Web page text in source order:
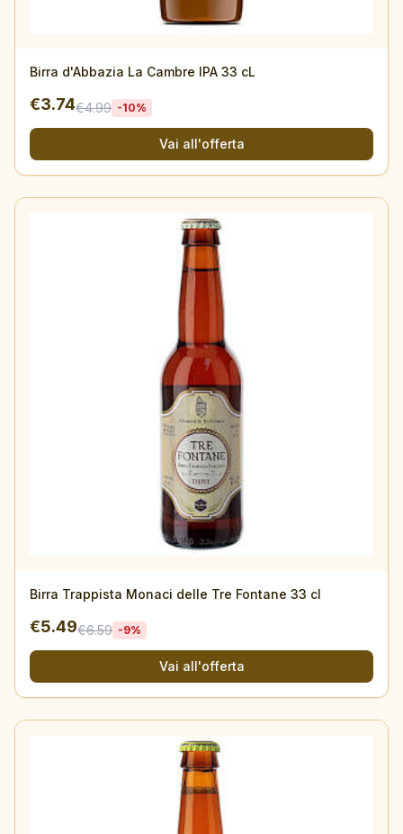
Birra d'Abbazia La Cambre IPA 33 cL
€3.74€4.99 -10%
Vai all'offerta
Birra Trappista Monaci delle Tre Fontane 33 cl
€5.49€6.59 -9%
Vai all'offerta